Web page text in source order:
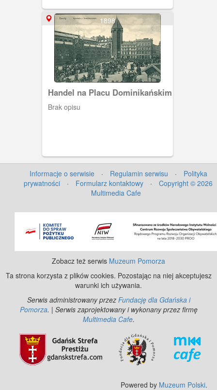
1898
Handel na Placu Dominikańskim
Brak opisu
Informacje o serwisie · Regulamin serwisu ·
Polityka
prywatności
· Formularz kontaktowy ·
Copyright © 2026
Multimedia Cafe
Zobacz też serwis Muzeum Pomorza
Ta strona korzysta z plików cookies. Pozostając na niej akceptujesz
warunki ich używania.
Serwis administrowany przez Fundację dla Gdańska i
Pomorza. | Serwis zaprojektowany i wykonany przez firmę
Multimedia Cafe.
Powered by Muzeum Polski.